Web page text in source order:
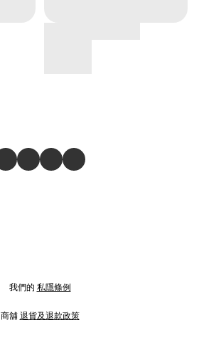
我們的 私隱條例
商舖 退貨及退款政策